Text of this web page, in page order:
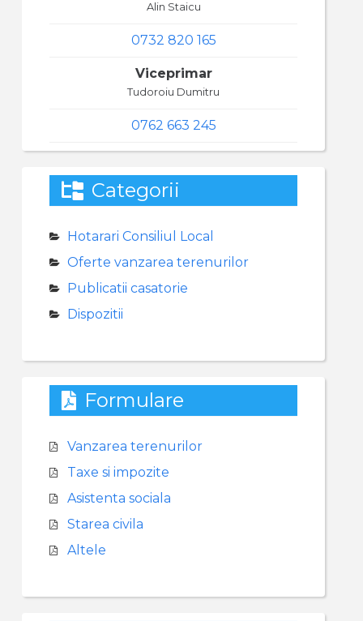
Alin Staicu
0732 820 165
Viceprimar
Tudoroiu Dumitru
0762 663 245
Categorii
Hotarari Consiliul Local
Oferte vanzarea terenurilor
Publicatii casatorie
Dispozitii
Formulare
Vanzarea terenurilor
Taxe si impozite
Asistenta sociala
Starea civila
Altele